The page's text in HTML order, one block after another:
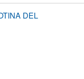
DEL